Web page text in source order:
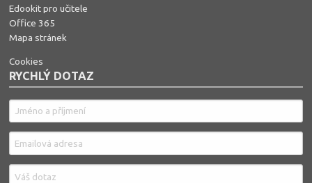
Edookit pro učitele
Office 365
Mapa stránek
Cookies
RYCHLÝ DOTAZ